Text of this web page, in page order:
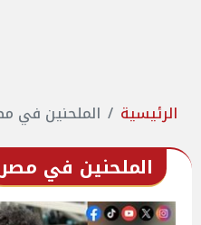
الرئيسية الملحنين في
الملحنين في مصر